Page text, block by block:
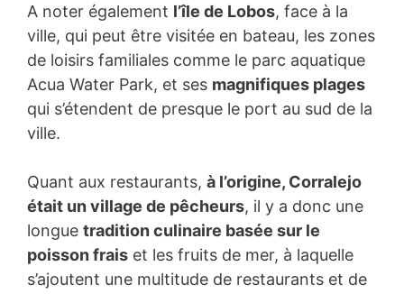
A noter également l’île de Lobos, face à la
ville, qui peut être visitée en bateau, les zones
de loisirs familiales comme le parc aquatique
Acua Water Park, et ses magnifiques plages
qui s’étendent de presque le port au sud de la
ville.
Quant aux restaurants, à l’origine, Corralejo
était un village de pêcheurs, il y a donc une
longue tradition culinaire basée sur le
poisson frais et les fruits de mer, à laquelle
s’ajoutent une multitude de restaurants et de